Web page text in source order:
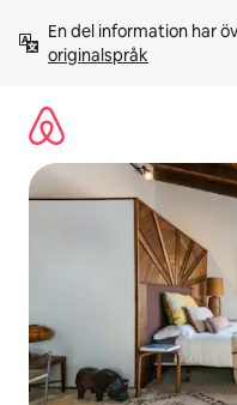
innehåll
En del information har
originalspråk